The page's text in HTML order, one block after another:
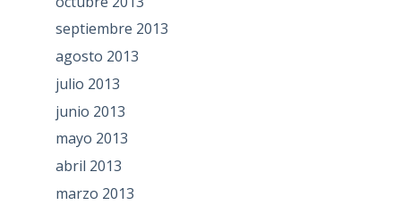
septiembre 2013
agosto 2013
julio 2013
junio 2013
mayo 2013
abril 2013
marzo 2013